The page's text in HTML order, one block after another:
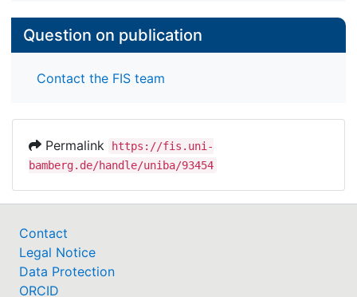
Question on publication
Contact the FIS team
Permalink
https://fis.uni-
bamberg.de/handle/uniba/93454
Contact
Legal Notice
Data Protection
ORCID